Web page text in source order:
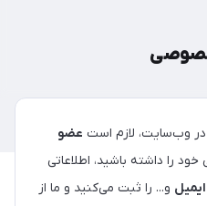
در وب‌سایت، لازم است عضو
را داشته باشید، اطلاعاتی
و... را ثبت می‌کنید و ما از